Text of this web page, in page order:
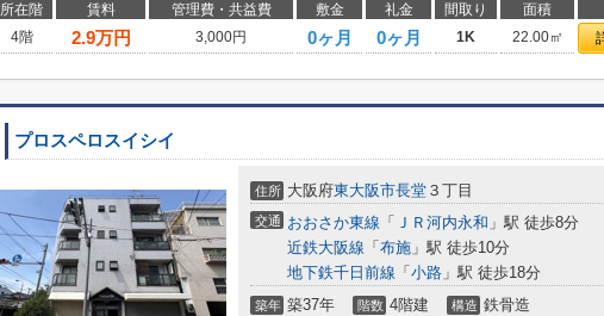
所在階 賃料 管理費・共益費 敷金 礼金 間取り 面積
4階
2.9万円 3,000円 0ヶ月 0ヶ月 1K 22.00㎡
プロスペロスイシイ
住所 大阪府東大阪市長堂 ３丁目
交通 おおさか東線 「 ＪＲ河内永和 」駅 徒歩8分
近鉄大阪線 「 布施 」駅 徒歩10分
地下鉄千日前線 「 小路 」駅 徒歩18分
築年 築37年 階数 4階建 構造 鉄骨造